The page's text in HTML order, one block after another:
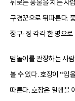
뒤로는 풍물을 치는 사
구경꾼으로 뒤따른다.
장구·징 각각 한 명으로
범놀이를 관장하는 사
볼 수 있다. 호장이 “입
따른다. 호장은 일행을